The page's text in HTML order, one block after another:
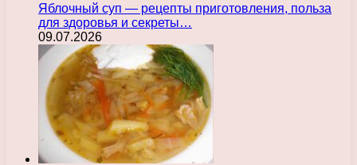
Яблочный суп — рецепты приготовления, польза
для здоровья и секреты…
09.07.2026